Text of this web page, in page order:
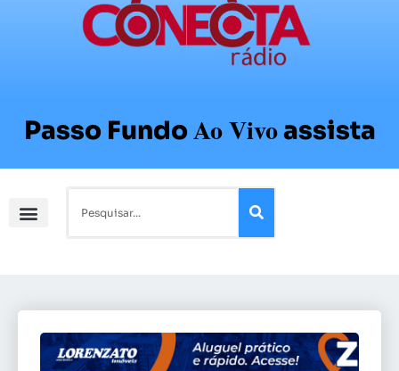
Passo FundoAo Vivoassista